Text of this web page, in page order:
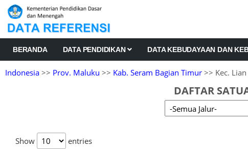
BERANDA DATA PENDIDIKAN DATA KEBUDAYAAN DAN
Indonesia >> Prov. Maluku >> Kab. Seram Bagian Timur >> Kec.
DAFTAR
Show entries